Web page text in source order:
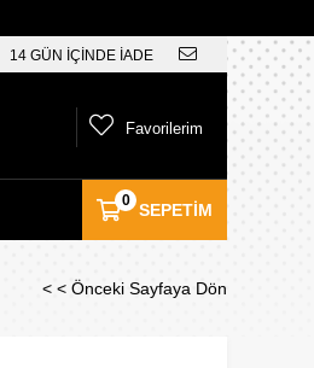
14 GÜN İÇİNDE İADE
SEPETIM
0
Favorilerim
< < Önceki Sayfaya Dön